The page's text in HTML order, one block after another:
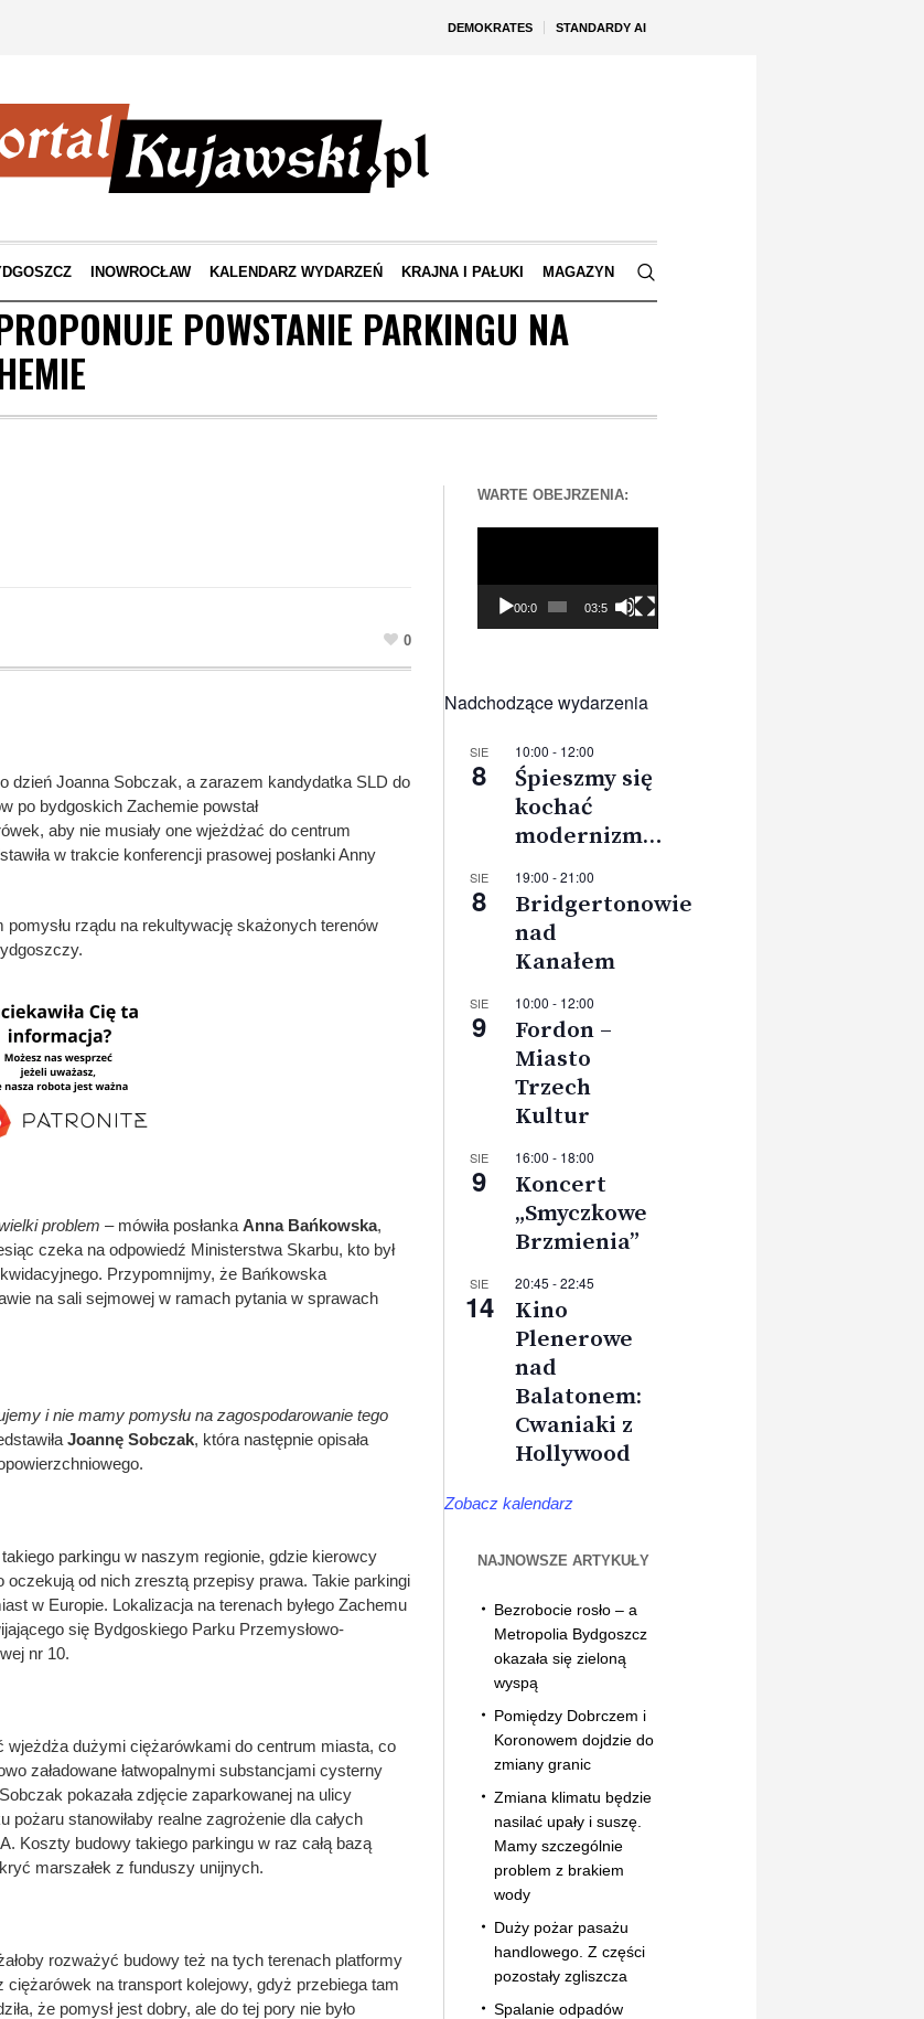
DEMOKRATES STANDARDY AI
INOWROCŁAW KALENDARZ WYDARZEŃ KRAJNA I PAŁUKI MAGAZYN
POWSTANIE PARKINGU NA
0
dzień Joanna Sobczak, a zarazem kandydatka SLD do
po bydgoskich Zachemie powstał
aby nie musiały one wjeżdżać do centrum
w trakcie konferencji prasowej posłanki Anny
pomysłu rządu na rekultywację skażonych terenów
problem – mówiła posłanka Anna Bańkowska,
czeka na odpowiedź Ministerstwa Skarbu, kto był
Przypomnijmy, że Bańkowska
na sali sejmowej w ramach pytania w sprawach
i nie mamy pomysłu na zagospodarowanie tego
Joannę Sobczak, która następnie opisała
parkingu w naszym regionie, gdzie kierowcy
od nich zresztą przepisy prawa. Takie parkingi
w Europie. Lokalizacja na terenach byłego Zachemu
się Bydgoskiego Parku Przemysłowo-
nr 10.
dużymi ciężarówkami do centrum miasta, co
załadowane łatwopalnymi substancjami cysterny
pokazała zdjęcie zaparkowanej na ulicy
stanowiłaby realne zagrożenie dla całych
Koszty budowy takiego parkingu w raz całą bazą
marszałek z funduszy unijnych.
rozważyć budowy też na tych terenach platformy
ciężarówek na transport kolejowy, gdyż przebiega tam
że pomysł jest dobry, ale do tej pory nie było
WARTE OBEJRZENIA:
00:00 03:56
Nadchodzące wydarzenia
SIE
8
10:00 - 12:00
Śpieszmy się
kochać
modernizm…
SIE
8
19:00 -21:00
Bridgertonowie
nad
Kanałem
SIE
9
10:00 - 12:00
Fordon –
Miasto
Trzech
Kultur
SIE
9
16:00 - 18:00
Koncert
„Smyczkowe
Brzmienia”
SIE
14
20:45 -22:45
Kino
Plenerowe
nad
Balatonem:
Cwaniaki z
Hollywood
Zobacz kalendarz
NAJNOWSZE ARTYKUŁY
Bezrobocie rosło – a
Metropolia Bydgoszcz
okazała się zieloną
wyspą
Pomiędzy Dobrczem i
Koronowem dojdzie do
zmiany granic
Zmiana klimatu będzie
nasilać upały i suszę.
Mamy szczególnie
problem z brakiem
wody
Duży pożar pasażu
handlowego. Z części
pozostały zgliszcza
Spalanie odpadów